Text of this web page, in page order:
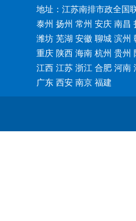
地址：江苏南排市政全国
泰州 扬州 常州 安庆 南昌
潍坊 芜湖 安徽 聊城 滨州
重庆 陕西 海南 杭州 贵州
江西 江苏 浙江 合肥 河南
广东 西安 南京 福建